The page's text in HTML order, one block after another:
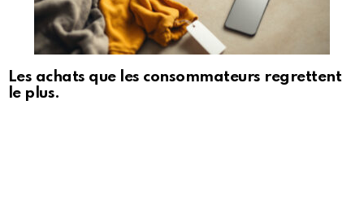
Les achats que les consommateurs regrettent
le plus.